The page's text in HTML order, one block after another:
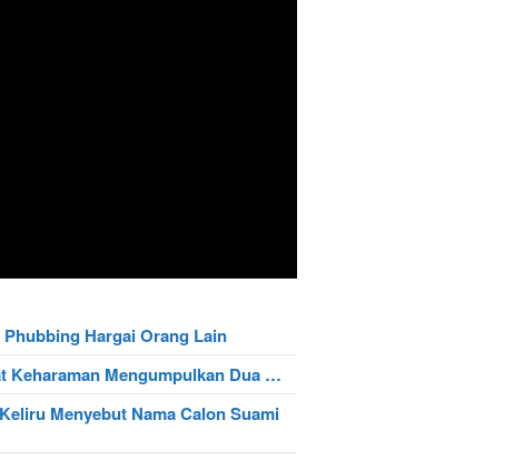
Hargai Orang Lain
Keharaman Mengumpulkan Dua …
Menyebut Nama Calon Suami